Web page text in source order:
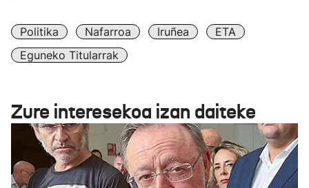
Politika Nafarroa Iruñea
ETA
Eguneko Titularrak
Zure interesekoa izan daiteke